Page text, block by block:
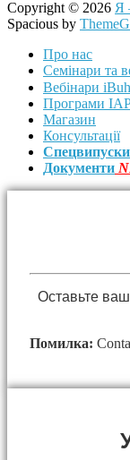
Copyright © 2026 Я
Spacious by
Про нас
Семінари та
Вебінари iBuh
Програми
Магазин
Консультації
Документи
Оставьте
Помилка: